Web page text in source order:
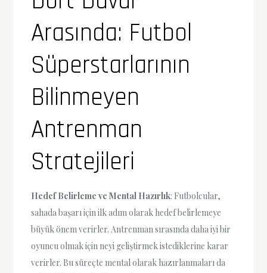
Arasında: Futbol
Süperstarlarının
Bilinmeyen
Antrenman
Stratejileri
Hedef Belirleme ve Mental Hazırlık: Futbolcular,
sahada başarı için ilk adım olarak hedef belirlemeye
büyük önem verirler. Antrenman sırasında daha iyi bir
oyuncu olmak için neyi geliştirmek istediklerine karar
verirler. Bu süreçte mental olarak hazırlanmaları da